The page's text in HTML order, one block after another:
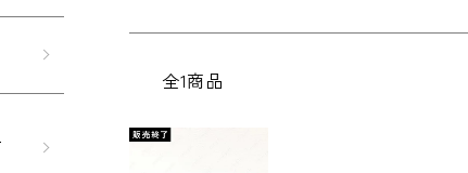
全1商品